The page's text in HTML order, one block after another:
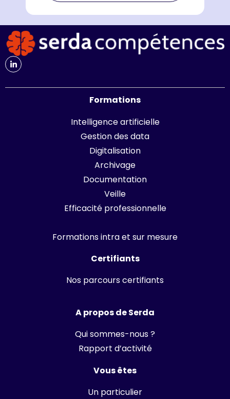
Formations
Intelligence artificielle
Gestion des data
Digitalisation
Archivage
Documentation
Veille
Efficacité professionnelle
Formations intra et sur mesure
Certifiants
Nos parcours certifiants
A propos de Serda
Qui sommes-nous ?
Rapport d’activité
Vous êtes
Un particulier